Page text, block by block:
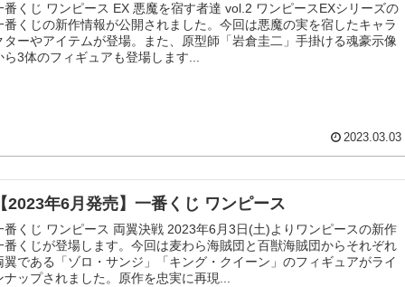
番くじ ワンピース EX 悪魔を宿す者達 vol.2 ワンピースEXシリーズの
番くじの新作情報が公開されました。今回は悪魔の実を宿したキャラ
ターやアイテムが登場。また、原型師「岩倉圭二」手掛ける魂豪示像
ら3体のフィギュアも登場します...
2023.03.03
2023年6月発売】一番くじ ワンピース
番くじ ワンピース 両翼決戦 2023年6月3日(土)よりワンピースの新作
番くじが登場します。今回は麦わら海賊団と百獣海賊団からそれぞれ
翼である「ゾロ・サンジ」「キング・クイーン」のフィギュアがライ
ナップされました。原作を忠実に再現...